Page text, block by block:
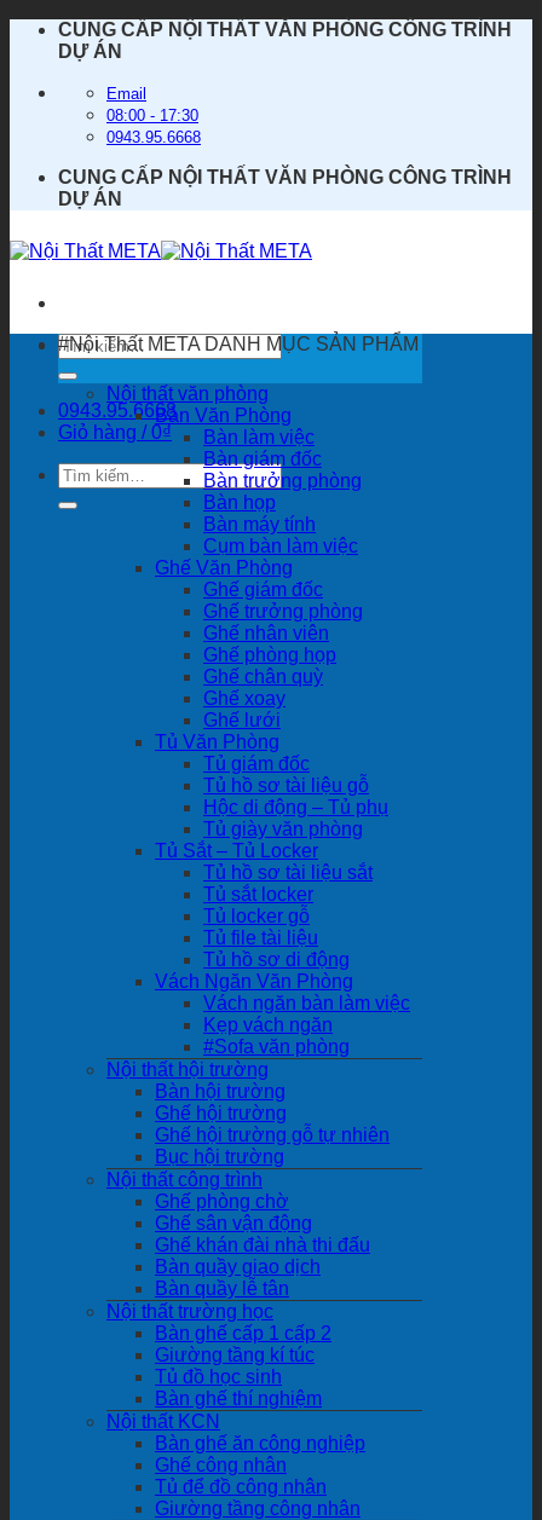
dung
CUNG CẤP NỘI THẤT VĂN PHÒNG CÔNG TRÌNH
DỰ ÁN
Email
08:00 - 17:30
0943.95.6668
CUNG CẤP NỘI THẤT VĂN PHÒNG CÔNG TRÌNH
DỰ ÁN
Tìm
kiếm:
0943.95.6668
Giỏ hàng /0₫
Tìm
kiếm:
#Nội Thất META DANH MỤC SẢN PHẨM
Nội thất văn phòng
Bàn Văn Phòng
Bàn làm việc
Bàn giám đốc
Bàn trưởng phòng
Bàn họp
Bàn máy tính
Cụm bàn làm việc
Ghế Văn Phòng
Ghế giám đốc
Ghế trưởng phòng
Ghế nhân viên
Ghế phòng họp
Ghế chân quỳ
Ghế xoay
Ghế lưới
Tủ Văn Phòng
Tủ giám đốc
Tủ hồ sơ tài liệu gỗ
Hộc di động – Tủ phụ
Tủ giày văn phòng
Tủ Sắt – Tủ Locker
Tủ hồ sơ tài liệu sắt
Tủ sắt locker
Tủ locker gỗ
Tủ file tài liệu
Tủ hồ sơ di động
Vách Ngăn Văn Phòng
Vách ngăn bàn làm việc
Kẹp vách ngăn
#Sofa văn phòng
Nội thất hội trường
Bàn hội trường
Ghế hội trường
Ghế hội trường gỗ tự nhiên
Bục hội trường
Nội thất công trình
Ghế phòng chờ
Ghế sân vận động
Ghế khán đài nhà thi đấu
Bàn quầy giao dịch
Bàn quầy lễ tân
Nội thất trường học
Bàn ghế cấp 1 cấp 2
Giường tầng kí túc
Tủ đồ học sinh
Bàn ghế thí nghiệm
Nội thất KCN
Bàn ghế ăn công nghiệp
Ghế công nhân
Tủ để đồ công nhân
Giường tầng công nhân